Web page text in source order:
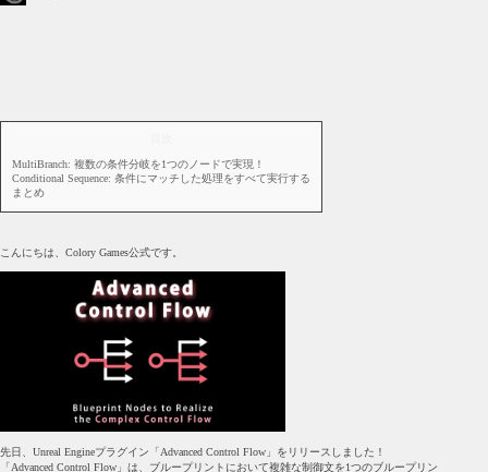
MultiBranch: 複数の条件分岐を1つのノードで実現！
Conditional Sequence: 条件にマッチした処理をすべて実行する
まとめ
こんにちは、Colory Games公式です。
先日、Unreal Engineプラグイン「Advanced Control Flow」をリリースしました！
「Advanced Control Flow」は、ブループリントにおいて複雑な制御文を1つのブループリン